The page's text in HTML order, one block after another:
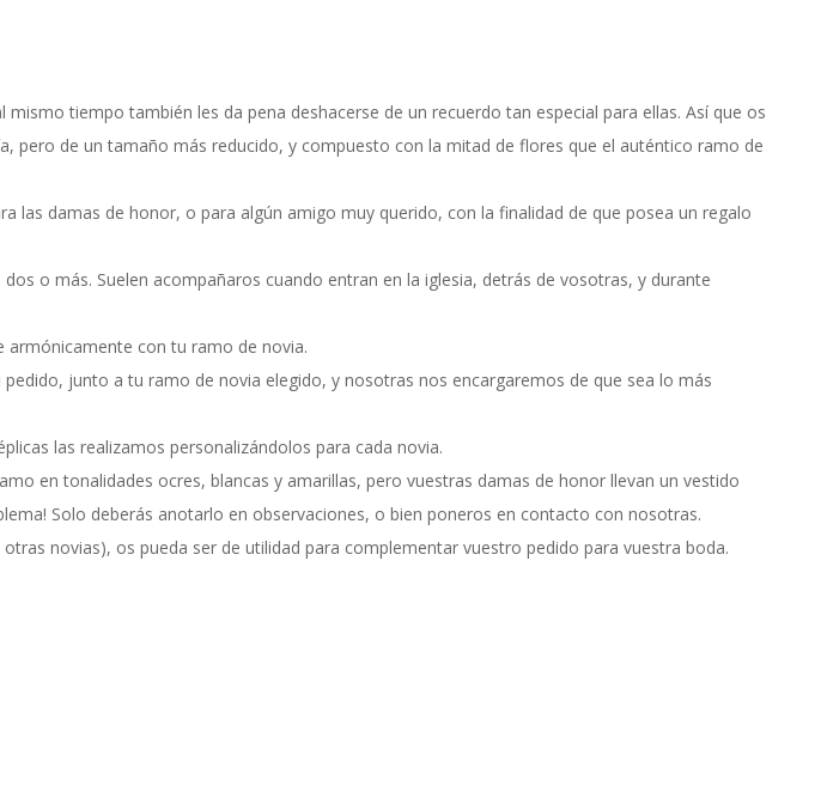
tiempo también les da pena deshacerse de un recuerdo tan especial para ellas. Así que os
pero de un tamaño más reducido, y compuesto con la mitad de flores que el auténtico ramo de
las damas de honor, o para algún amigo muy querido, con la finalidad de que posea un regalo
dos o más. Suelen acompañaros cuando entran en la iglesia, detrás de vosotras, y durante
armónicamente con tu ramo de novia.
junto a tu ramo de novia elegido, y nosotras nos encargaremos de que sea lo más
las realizamos personalizándolos para cada novia.
en tonalidades ocres, blancas y amarillas, pero vuestras damas de honor llevan un vestido
Solo deberás anotarlo en observaciones, o bien poneros en contacto con nosotras.
novias), os pueda ser de utilidad para complementar vuestro pedido para vuestra boda.